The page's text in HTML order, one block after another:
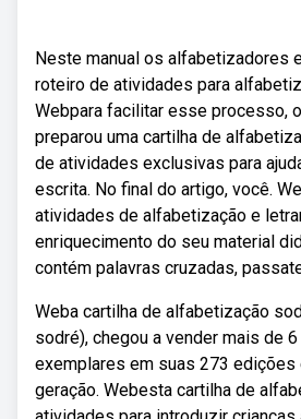
Neste manual os alfabetizadores
roteiro de atividades para
Webpara facilitar esse processo,
preparou uma cartilha de
de atividades exclusivas para
escrita. No final do artigo, você.
atividades de alfabetização e
enriquecimento do seu material
contém palavras cruzadas,
Weba cartilha de alfabetização
sodré), chegou a vender mais de
exemplares em suas 273 edições
geração. Webesta cartilha de